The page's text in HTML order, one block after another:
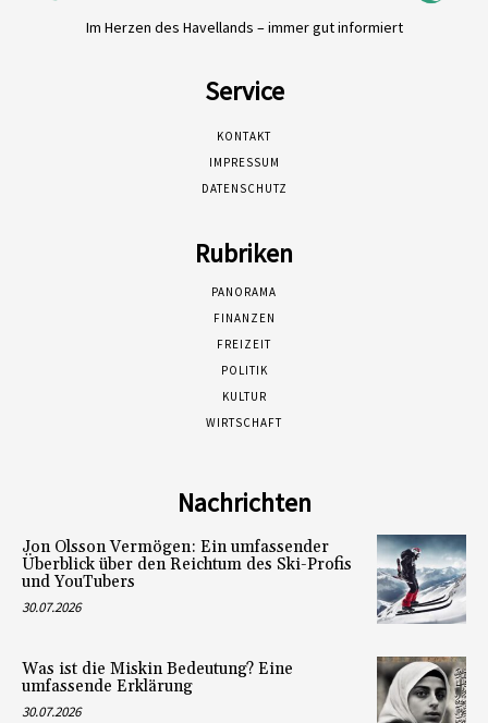
Im Herzen des Havellands – immer gut informiert
Service
KONTAKT
IMPRESSUM
DATENSCHUTZ
Rubriken
PANORAMA
FINANZEN
FREIZEIT
POLITIK
KULTUR
WIRTSCHAFT
Nachrichten
Jon Olsson Vermögen: Ein umfassender
Überblick über den Reichtum des Ski-Profis
und YouTubers
30.07.2026
Was ist die Miskin Bedeutung? Eine
umfassende Erklärung
30.07.2026